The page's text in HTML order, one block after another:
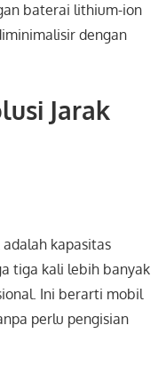
baterai lithium-ion
dengan
Jarak
kapasitas
tiga kali lebih banyak
Ini berarti mobil
perlu pengisian